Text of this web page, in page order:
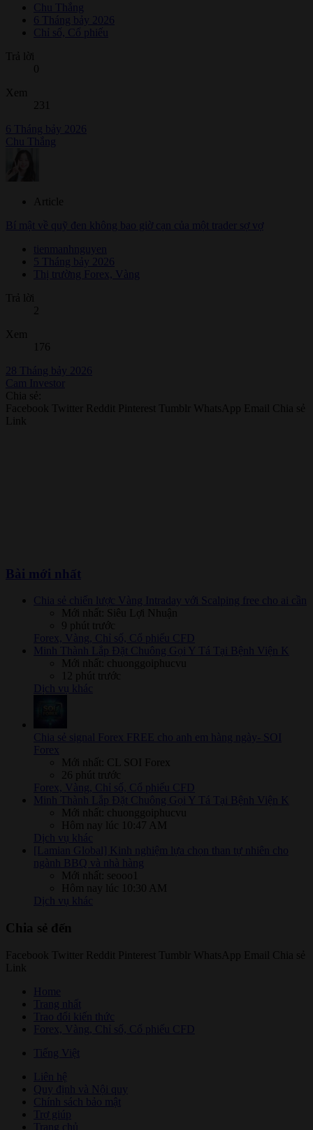
Chu Thắng
6 Tháng bảy 2026
Chỉ số, Cổ phiếu
Trả lời
0
Xem
231
6 Tháng bảy 2026
Chu Thắng
Article
Bí mật về quỹ đen không bao giờ cạn của một trader sợ vợ
tienmanhnguyen
5 Tháng bảy 2026
Thị trường Forex, Vàng
Trả lời
Xem
176
28 Tháng bảy 2026
Cam Investor
Chia sẻ:
Facebook Twitter Reddit Pinterest Tumblr WhatsApp Email
Chia sẻ
Link
Bài mới nhất
Chia sẻ chiến lược Vàng Intraday với Scalping free cho ai cần
Mới nhất: Siêu Lợi Nhuận
9 phút trước
Forex, Vàng, Chỉ số, Cổ phiếu CFD
Minh Thành Lắp Đặt Chuông Gọi Y Tá Tại Bệnh Viện K
Mới nhất: chuonggoiphucvu
12 phút trước
Dịch vụ khác
Chia sẻ signal Forex FREE cho anh em hàng ngày- SOI
Forex
Mới nhất: CL SOI Forex
26 phút trước
Forex, Vàng, Chỉ số, Cổ phiếu CFD
Minh Thành Lắp Đặt Chuông Gọi Y Tá Tại Bệnh Viện K
Mới nhất: chuonggoiphucvu
Hôm nay lúc 10:47 AM
Dịch vụ khác
[Lamian Global] Kinh nghiệm lựa chọn than tự nhiên cho
ngành BBQ và nhà hàng
Mới nhất: seooo1
Hôm nay lúc 10:30 AM
Dịch vụ khác
Chia sẻ đến
Facebook Twitter Reddit Pinterest Tumblr WhatsApp Email
Chia sẻ
Link
Home
Trang nhất
Trao đổi kiến thức
Forex, Vàng, Chỉ số, Cổ phiếu CFD
Tiếng Việt
Liên hệ
Quy định và Nội quy
Chính sách bảo mật
Trợ giúp
Trang chủ